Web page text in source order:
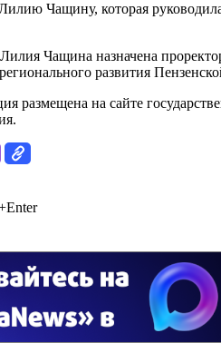
Чащину, которая
Чащина назначена
развития
размещена на сайте